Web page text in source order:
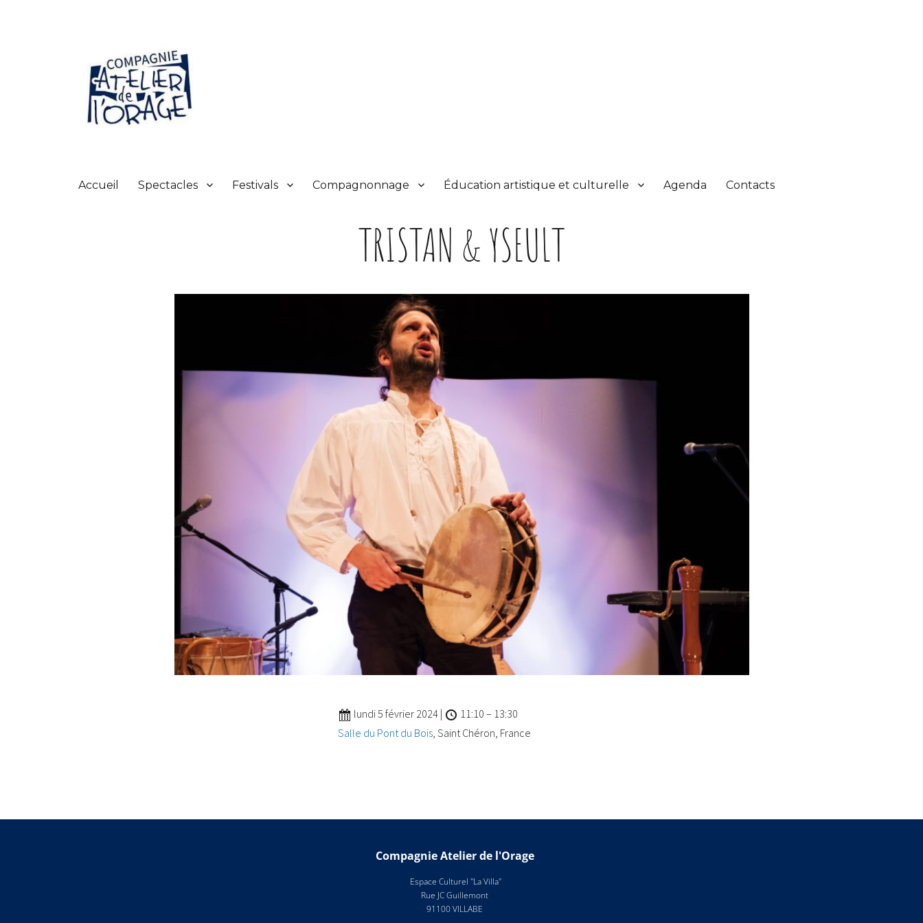
Accueil Spectacles Festivals Compagnonnage Éducation artistique et culturelle Agenda Contacts
TRISTAN & YSEULT
lundi 5 février 2024 | 11:10 – 13:30
Salle du Pont du Bois , Saint Chéron, France
Compagnie Atelier de l'Orage
Espace Culturel "La Villa"
Rue JC Guillemont
91100 VILLABE